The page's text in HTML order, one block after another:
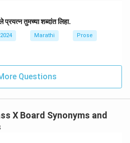
तुमच्या शब्दांत लिहा.
Marathi Prose
Questions
X Board Synonyms and